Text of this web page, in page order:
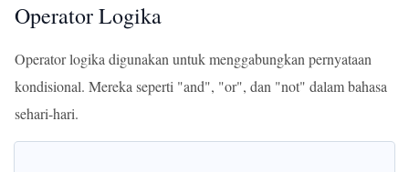
Operator Logika
Operator logika digunakan untuk menggabungkan pernyataan
kondisional. Mereka seperti "and", "or", dan "not" dalam bahasa
sehari-hari.